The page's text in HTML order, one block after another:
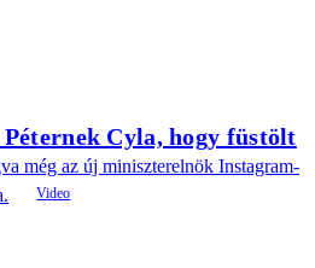
Cyla, hogy füstölt
még az új miniszterelnök Instagram-